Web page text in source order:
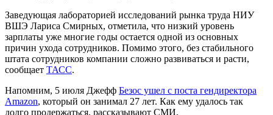
Заведующая лабораторией исследований рынка труда НИУ
ВШЭ Лариса Смирных, отметила, что низкий уровень
зарплаты уже многие годы остается одной из основных
причин ухода сотрудников. Помимо этого, без стабильного
штата сотрудников компании сложно развиваться и расти,
сообщает ТАСС.
Напомним, 5 июля Джефф Безос ушел с поста гендиректора
Amazon, который он занимал 27 лет. Как ему удалось так
долго продержаться, рассказывают СМИ.